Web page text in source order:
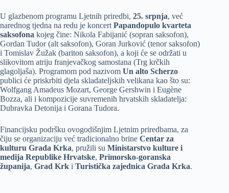
U glazbenom programu Ljetnih priredbi, 25. srpnja, već
narednog tjedna na redu je koncert Papandopulo kvarteta
saksofona kojeg čine: Nikola Fabijanić (sopran saksofon),
Gordan Tudor (alt saksofon), Goran Jurković (tenor saksofon)
i Tomislav Žužak (bariton saksofon), a koji će se održati u
slikovitom atriju franjevačkog samostana (Trg krčkih
glagoljaša). Programom pod nazivom Un alto Scherzo
publici će priskrbiti djela skladateljskih velikana kao što su:
Wolfgang Amadeus Mozart, George Gershwin i Eugène
Bozza, ali i kompozicije suvremenih hrvatskih skladatelja:
Dubravka Detonija i Gorana Tudora.
Financijsku podršku ovogodišnjim Ljetnim priredbama, za
čiju se organizaciju već tradicionalno brine Centar za
kulturu Grada Krka, pružili su Ministarstvo kulture i
medija Republike Hrvatske, Primorsko-goranska
županija, Grad Krk i Turistička zajednica Grada Krka.